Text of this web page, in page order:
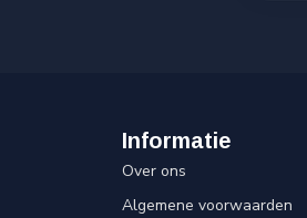
Informatie
Over ons
Algemene voorwaarden